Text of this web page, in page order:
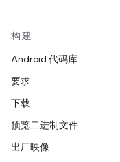
构建
Android 代码库
要求
下载
预览二进制文件
出厂映像